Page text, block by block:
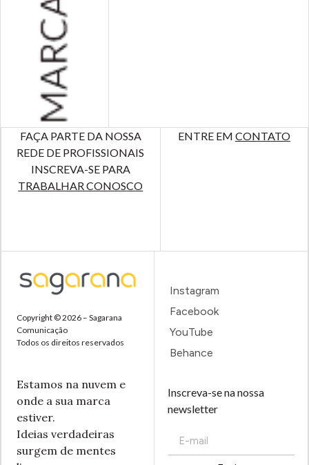
FAÇA PARTE DA NOSSA
REDE DE PROFISSIONAIS
INSCREVA-SE PARA
TRABALHAR CONOSCO
ENTRE EM CONTATO
Copyright © 2026 – Sagarana
Comunicação
Todos os direitos reservados
Estamos na nuvem e
onde a sua marca
estiver.
Ideias verdadeiras
surgem de mentes
Instagram
Facebook
YouTube
Behance
Inscreva-se na nossa
newsletter